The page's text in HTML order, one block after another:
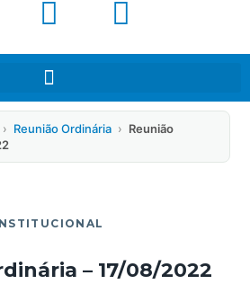
› Reunião Ordinária › Reunião
– 17/08/2022